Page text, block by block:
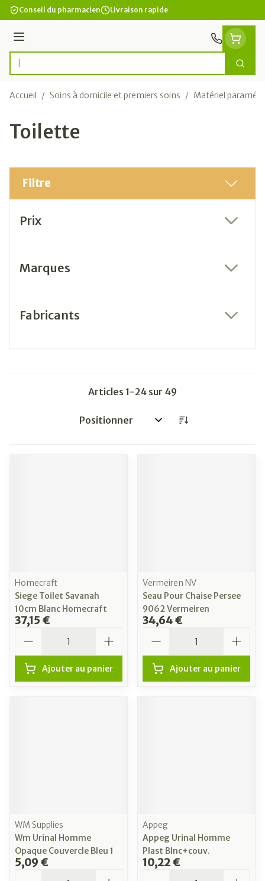
Aller au contenu
Conseil du pharmacien Livraison rapide
Menu
Rechercher
Accueil / Soins à domicile et premiers soins / Matériel
Toilette
Filtre
Prix
Marques
Fabricants
Articles 1-24 sur 49
Trier par:
Homecraft
Siege Toilet Savanah
10cm Blanc Homecraft
37,15 €
Ajouter au panier
Vermeiren NV
Seau Pour Chaise Persee
9062 Vermeiren
34,64 €
Ajouter au panier
WM Supplies
Wm Urinal Homme
Opaque Couvercle Bleu 1
5,09 €
Appeg
Appeg Urinal Homme
Plast Blnc+couv.
10,22 €